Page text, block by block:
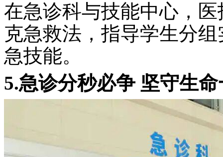
在急诊科与技能中心，
克急救法，指导学生分
急技能。
5.急诊分秒必争 坚守生